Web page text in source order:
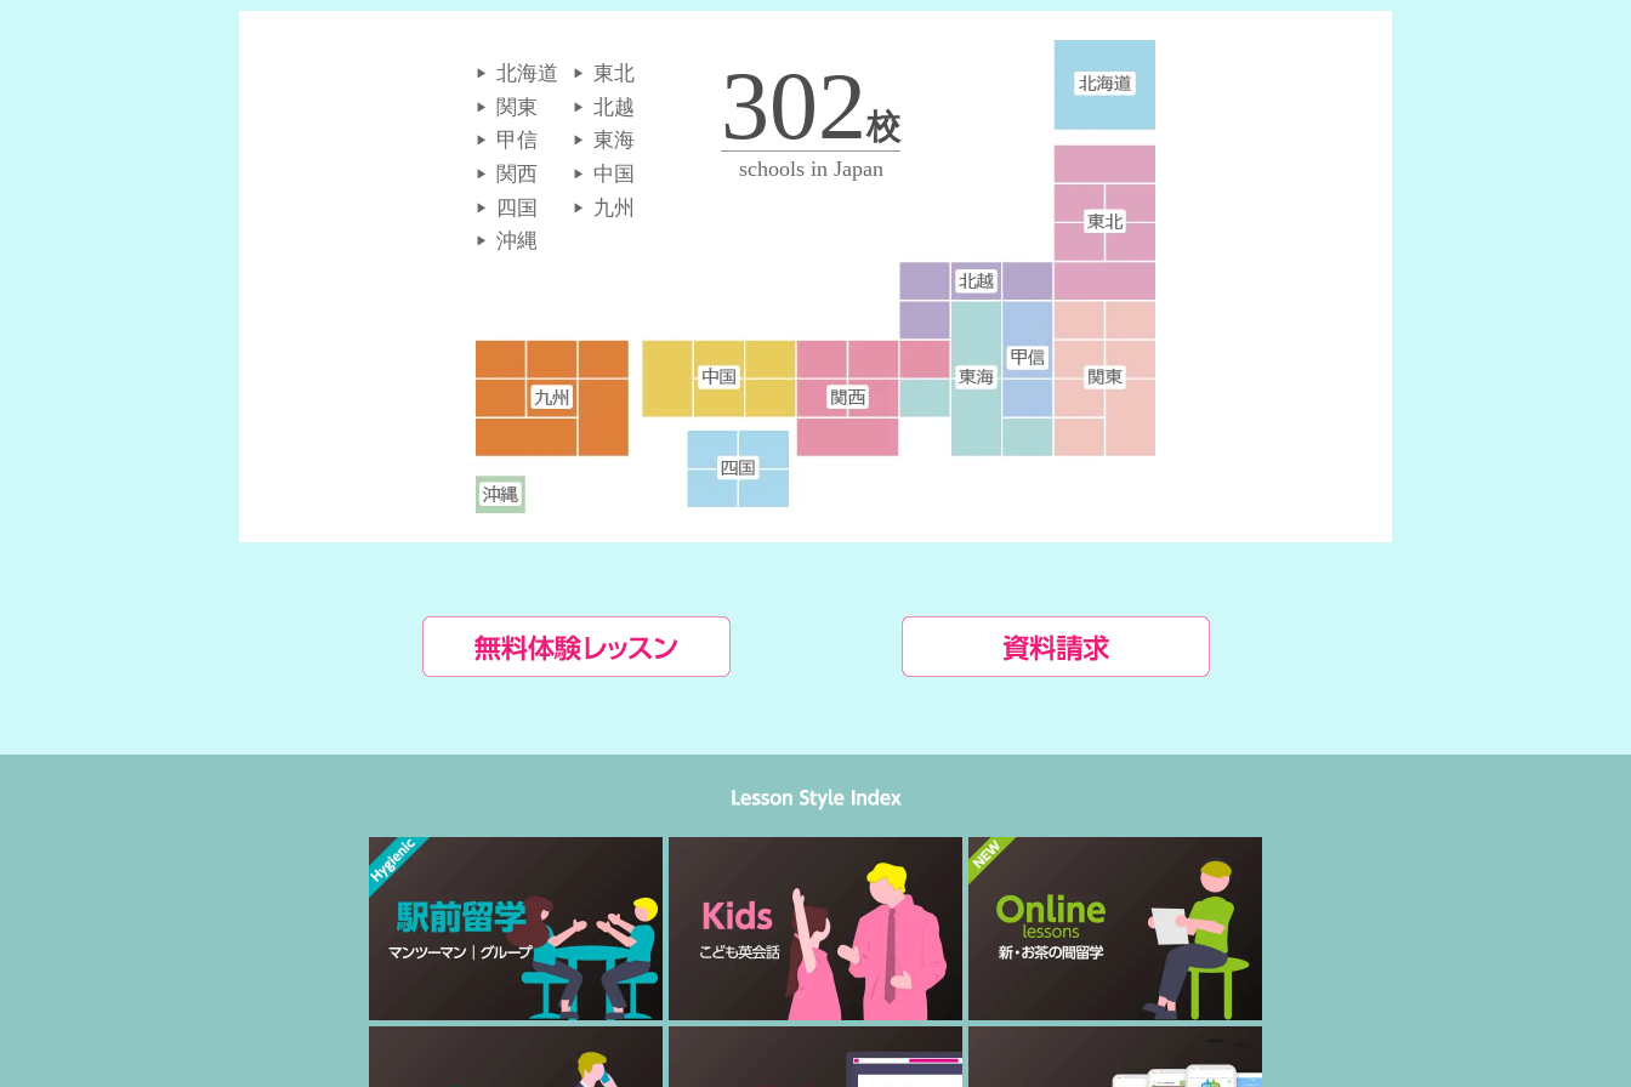
北海道
東北
関東
北越
甲信
東海
関西
中国
四国
九州
沖縄
302校
schools in Japan